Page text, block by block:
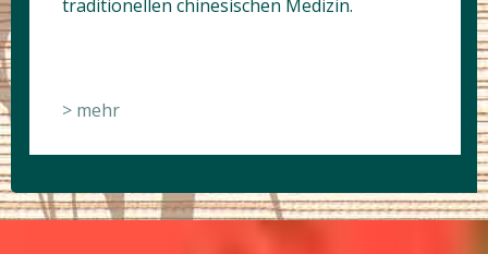
traditionellen chinesischen Medizin.
> mehr